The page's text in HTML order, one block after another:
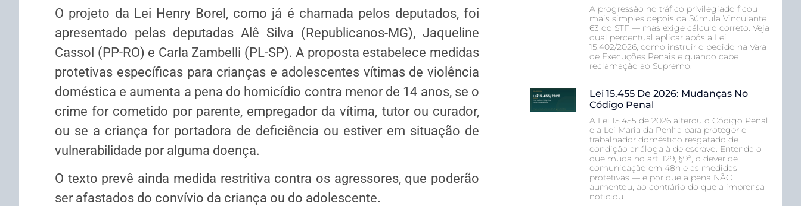
O projeto da Lei Henry Borel, como já é chamada pelos deputados, foi
apresentado pelas deputadas Alê Silva (Republicanos-MG), Jaqueline
Cassol (PP-RO) e Carla Zambelli (PL-SP). A proposta estabelece medidas
protetivas específicas para crianças e adolescentes vítimas de violência
doméstica e aumenta a pena do homicídio contra menor de 14 anos, se o
crime for cometido por parente, empregador da vítima, tutor ou curador,
ou se a criança for portadora de deficiência ou estiver em situação de
vulnerabilidade por alguma doença.
O texto prevê ainda medida restritiva contra os agressores, que poderão
ser afastados do convívio da criança ou do adolescente.
A progressão no tráfico privilegiado ficou
mais simples depois da Súmula Vinculante
63 do STF — mas exige cálculo correto. Veja
qual percentual aplicar após a Lei
15.402/2026, como instruir o pedido na Vara
de Execuções Penais e quando cabe
reclamação ao Supremo.
Lei 15.455 De 2026: Mudanças No
Código Penal
A Lei 15.455 de 2026 alterou o Código Penal
e a Lei Maria da Penha para proteger o
trabalhador doméstico resgatado de
condição análoga à de escravo. Entenda o
que muda no art. 129, §9º, o dever de
comunicação em 48h e as medidas
protetivas — e por que a pena NÃO
aumentou, ao contrário do que a imprensa
noticiou.